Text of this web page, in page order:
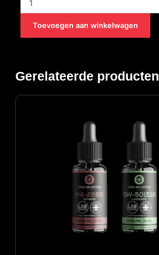
(GW-
20mg/30ML
-
Toevoegen aan winkelwagen
Gerelateerde producten